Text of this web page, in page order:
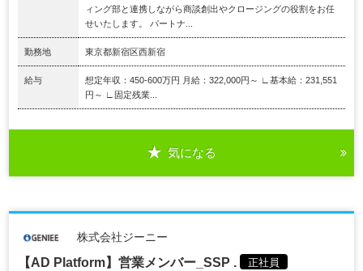
ィング部と連携しながら商談創出やクロージングの役割をお任
せいたします。 パートナ...
勤務地 東京都新宿区西新宿
給与
想定年収：450-600万円 月給：322,000円～ ∟基本給：231,551
円～ ∟固定残業...
気になる
株式会社ジーニー
【AD Platform】営業メンバー_SSP .
正社員